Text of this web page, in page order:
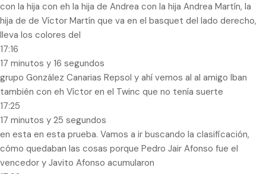
con la hija con eh la hija de Andrea con la hija Andrea Martín, la
hija de de Víctor Martín que va en el basquet del lado derecho,
lleva los colores del
17:16
17 minutos y 16 segundos
grupo González Canarias Repsol y ahí vemos al al amigo Iban
también con eh Víctor en el Twinc que no tenía suerte
17:25
17 minutos y 25 segundos
en esta en esta prueba. Vamos a ir buscando la clasificación,
cómo quedaban las cosas porque Pedro Jair Afonso fue el
vencedor y Javito Afonso acumularon